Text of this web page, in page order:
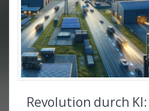
Revolution durch